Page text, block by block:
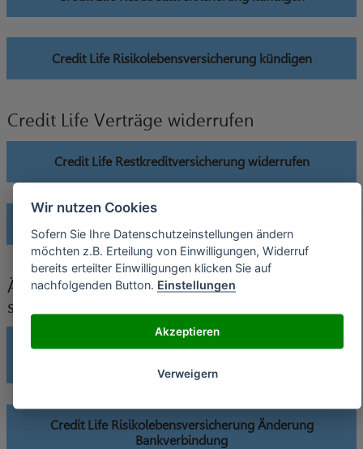
Credit Life Risikolebensversicherung kündigen
Credit Life Verträge widerrufen
Credit Life Restkreditversicherung widerrufen
Änderung der Bankverbindung an Credit Life
senden
Credit Life Restkreditversicherung Änderung
Credit Life Risikolebensversicherung Änderung
Bankverbindung
Wir nutzen Cookies
Sofern Sie Ihre Datenschutzeinstellungen ändern
möchten z.B. Erteilung von Einwilligungen, Widerruf
bereits erteilter Einwilligungen klicken Sie auf
nachfolgenden Button. Einstellungen
Akzeptieren
Verweigern